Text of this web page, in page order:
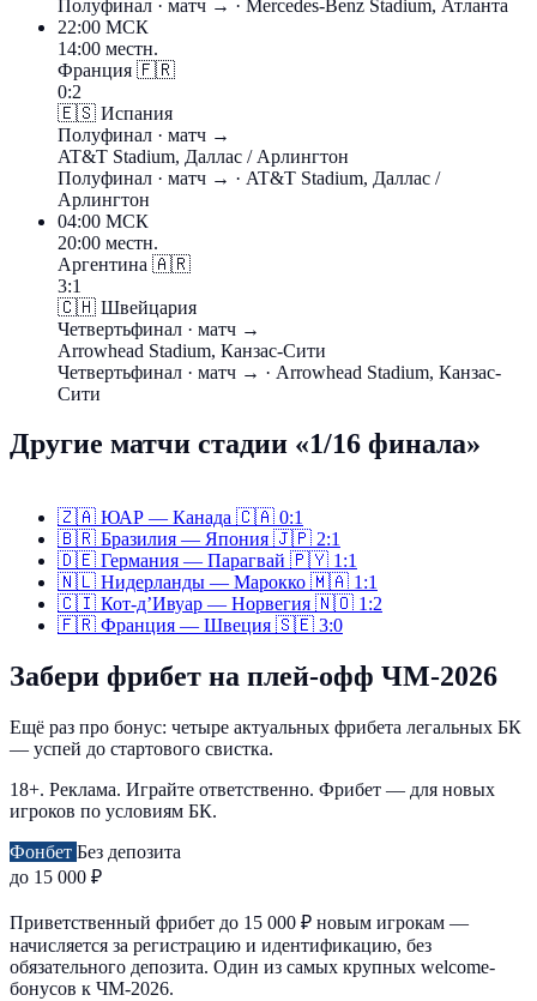
Полуфинал · матч → · Mercedes-Benz Stadium, Атланта
22:00 МСК
14:00 местн.
Франция 🇫🇷
0:2
🇪🇸 Испания
Полуфинал · матч →
AT&T Stadium, Даллас / Арлингтон
Полуфинал · матч → · AT&T Stadium, Даллас /
Арлингтон
04:00 МСК
20:00 местн.
Аргентина 🇦🇷
3:1
🇨🇭 Швейцария
Четвертьфинал · матч →
Arrowhead Stadium, Канзас-Сити
Четвертьфинал · матч → · Arrowhead Stadium, Канзас-
Сити
Другие матчи стадии «1/16 финала»
🇿🇦 ЮАР — Канада 🇨🇦 0:1
🇧🇷 Бразилия — Япония 🇯🇵 2:1
🇩🇪 Германия — Парагвай 🇵🇾 1:1
🇳🇱 Нидерланды — Марокко 🇲🇦 1:1
🇨🇮 Кот-д’Ивуар — Норвегия 🇳🇴 1:2
🇫🇷 Франция — Швеция 🇸🇪 3:0
Забери фрибет на плей-офф ЧМ-2026
Ещё раз про бонус: четыре актуальных фрибета легальных БК
— успей до стартового свистка.
18+. Реклама. Играйте ответственно. Фрибет — для новых
игроков по условиям БК.
Фонбет Без депозита
до 15 000 ₽
Приветственный фрибет до 15 000 ₽ новым игрокам —
начисляется за регистрацию и идентификацию, без
обязательного депозита. Один из самых крупных welcome-
бонусов к ЧМ-2026.